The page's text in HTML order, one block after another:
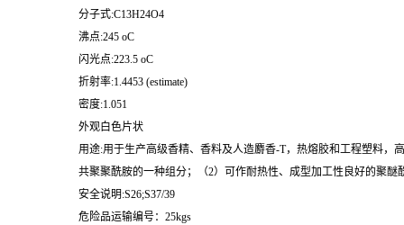
分子式:C13H24O4
沸点:245 oC
闪光点:223.5 oC
折射率:1.4453 (estimate)
密度:1.051
外观白色片状
用途:用于生产高级香精、香料及人造麝香-T，热熔胶和工程塑料，
共聚聚酰胺的一种组分；（2）可作耐热性、成型加工性良好的聚
安全说明:S26;S37/39
危险品运输编号：25kgs